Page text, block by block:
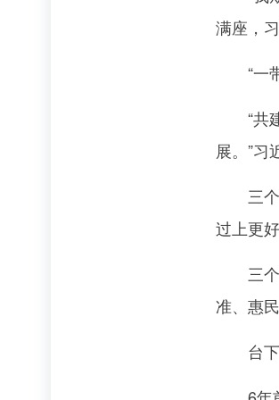
满座，
“一带
“共建
展。”习
三个“
过上更
三个“
准、惠
台下